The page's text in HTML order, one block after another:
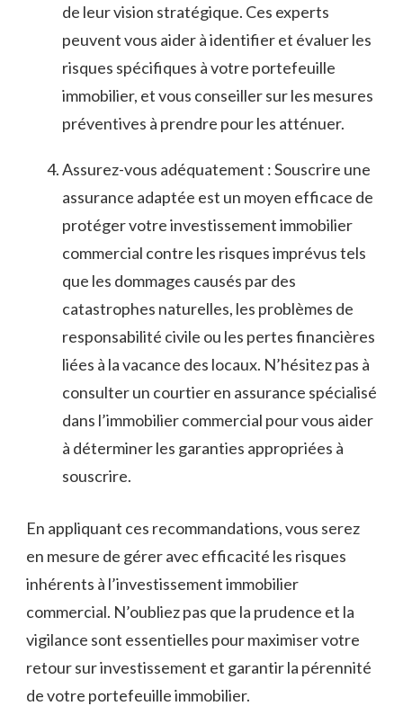
de leur vision stratégique. Ces experts‌
peuvent⁢ vous aider à identifier et évaluer les
risques spécifiques à votre portefeuille
immobilier, et vous conseiller sur les mesures
préventives à‌ prendre pour les atténuer.
Assurez-vous adéquatement : Souscrire‌ une
assurance adaptée est ‍un moyen⁣ efficace ⁤de
protéger votre investissement ‍immobilier
commercial contre les‍ risques imprévus tels
que⁤ les dommages causés⁣ par des
catastrophes naturelles, les problèmes de
responsabilité civile ou les pertes financières
liées à la vacance des⁣ locaux. ⁤N’hésitez pas à
consulter un courtier en assurance spécialisé
dans l’immobilier commercial pour vous aider
à déterminer les‍ garanties appropriées‌ à
souscrire.
En appliquant ⁢ces recommandations, vous serez⁣
en mesure⁢ de gérer avec efficacité les risques
inhérents à ⁣l’investissement immobilier⁢
commercial. N’oubliez pas que la prudence et la‍
vigilance sont essentielles pour maximiser votre
retour sur ⁢investissement ⁤et garantir la‌ pérennité
de votre portefeuille immobilier.